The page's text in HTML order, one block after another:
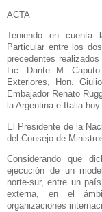
ACTA
Teniendo en cuenta
Particular entre los
precedentes
Lic. Dante M.
Exteriores, Hon.
Embajador Renato
la Argentinae Italia hoy
El Presidente de la
del Consejo de
Considerando que
ejecución de un
norte-sur, entre un
externa, en el
organizaciones